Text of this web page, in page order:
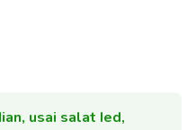
usai salat Ied,